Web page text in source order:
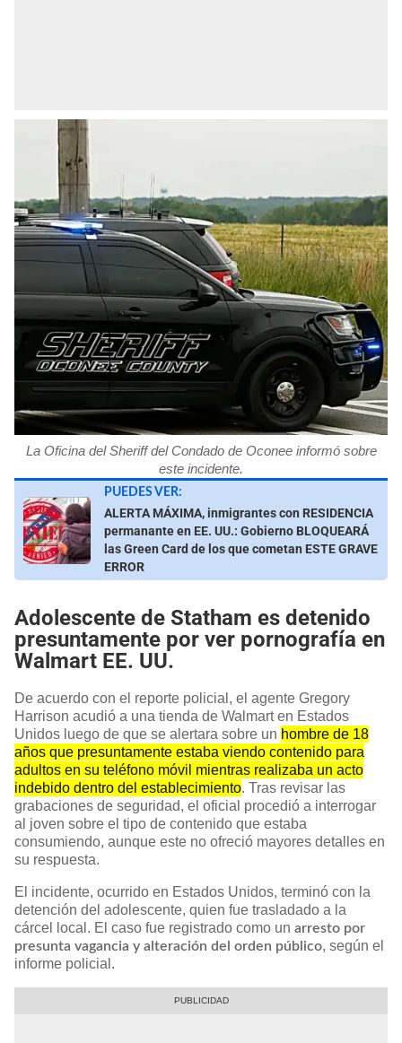
La Oficina del Sheriff del Condado de Oconee informó sobre
este incidente.
PUEDES VER:
ALERTA MÁXIMA, inmigrantes con RESIDENCIA
permanante en EE. UU.: Gobierno BLOQUEARÁ
las Green Card de los que cometan ESTE GRAVE
ERROR
Adolescente de Statham es detenido
presuntamente por ver pornografía en
Walmart EE. UU.
De acuerdo con el reporte policial, el agente Gregory
Harrison acudió a una tienda de Walmart en Estados
Unidos luego de que se alertara sobre un hombre de 18
años que presuntamente estaba viendo contenido para
adultos en su teléfono móvil mientras realizaba un acto
indebido dentro del establecimiento. Tras revisar las
grabaciones de seguridad, el oficial procedió a interrogar
al joven sobre el tipo de contenido que estaba
consumiendo, aunque este no ofreció mayores detalles en
su respuesta.
El incidente, ocurrido en Estados Unidos, terminó con la
detención del adolescente, quien fue trasladado a la
cárcel local. El caso fue registrado como un arresto por
presunta vagancia y alteración del orden público, según el
informe policial.